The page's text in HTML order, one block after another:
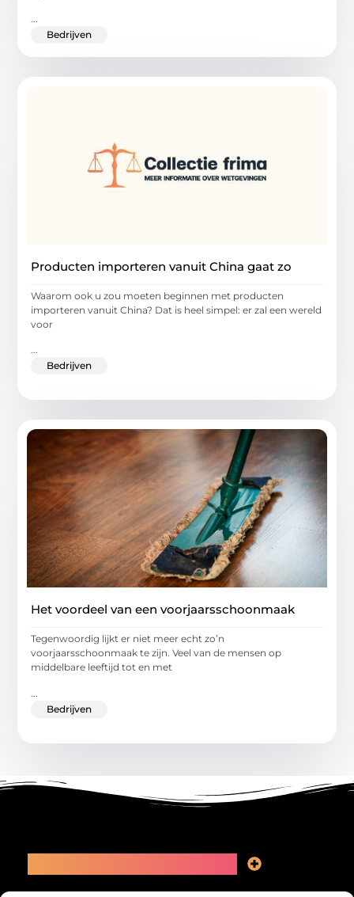
Bedrijven
Producten importeren vanuit China gaat zo
Waarom ook u zou moeten beginnen met producten
importeren vanuit China? Dat is heel simpel: er zal een wereld
voor
...
Bedrijven
Het voordeel van een voorjaarsschoonmaak
Tegenwoordig lijkt er niet meer echt zo’n
voorjaarsschoonmaak te zijn. Veel van de mensen op
middelbare leeftijd tot en met
Bedrijven